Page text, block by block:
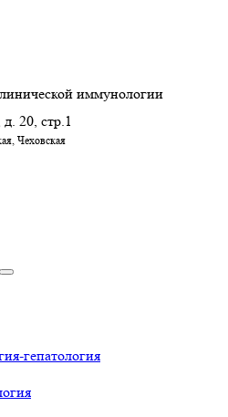
иммунологии
20, стр.1
Чеховская
гепатология